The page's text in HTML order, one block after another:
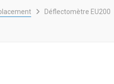
Déflectomètre EU200